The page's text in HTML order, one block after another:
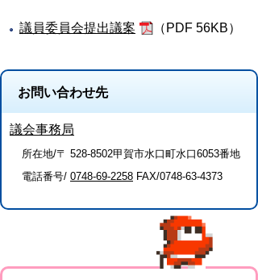
議員委員会提出議案 （PDF 56KB）
お問い合わせ先
議会事務局
所在地/〒 528-8502甲賀市水口町水口6053番地
電話番号/ 0748-69-2258 FAX/0748-63-4373